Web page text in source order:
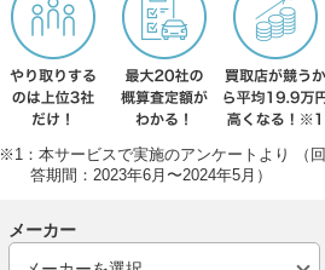
※1：本サービスで実施のアンケートより （回
答期間：2023年6月〜2024年5月）
メーカー